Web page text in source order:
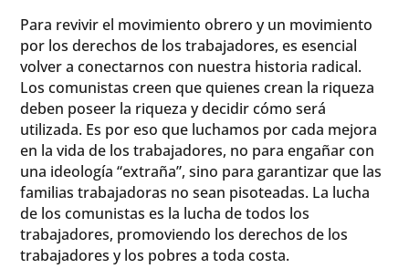
Para revivir el movimiento obrero y un movimiento
por los derechos de los trabajadores, es esencial
volver a conectarnos con nuestra historia radical.
Los comunistas creen que quienes crean la riqueza
deben poseer la riqueza y decidir cómo será
utilizada. Es por eso que luchamos por cada mejora
en la vida de los trabajadores, no para engañar con
una ideología “extraña”, sino para garantizar que las
familias trabajadoras no sean pisoteadas. La lucha
de los comunistas es la lucha de todos los
trabajadores, promoviendo los derechos de los
trabajadores y los pobres a toda costa.